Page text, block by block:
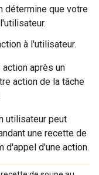
détermine que votre
à l'utilisateur.
après un
action de la tâche
utilisateur peut
une recette de
d'appel d'une action.